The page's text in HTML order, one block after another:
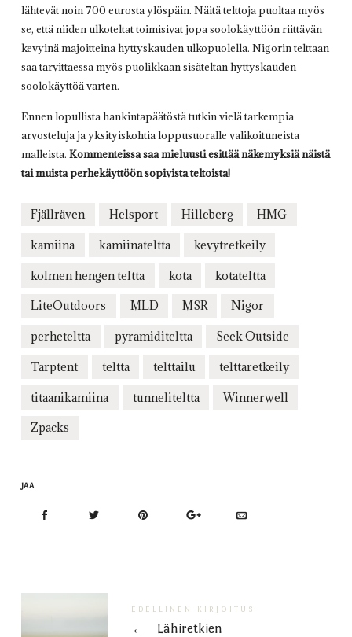
lähtevät noin 700 eurosta ylöspäin. Näitä telttoja puoltaa myös
se, että niiden ulkoteltat toimisivat jopa soolokäyttöön riittävän
kevyinä majoitteina hyttyskauden ulkopuolella. Nigorin telttaan
saa tarvittaessa myös puolikkaan sisäteltan hyttyskauden
soolokäyttöä varten.
Ennen lopullista hankintapäätöstä tutkin vielä tarkempia
arvosteluja ja yksityiskohtia loppusuoralle valikoituneista
malleista. Kommenteissa saa mieluusti esittää näkemyksiä näistä
tai muista perhekäyttöön sopivista teltoista!
Fjällräven Helsport Hilleberg HMG
kamiina kamiinateltta kevytretkeily
kolmen hengen teltta kota kotateltta
LiteOutdoors MLD MSR Nigor
perheteltta pyramiditeltta Seek Outside
Tarptent teltta telttailu telttaretkeily
titaanikamiina tunneliteltta Winnerwell
Zpacks
JAA
EDELLINEN KIRJOITUS
←
Lähiretkien